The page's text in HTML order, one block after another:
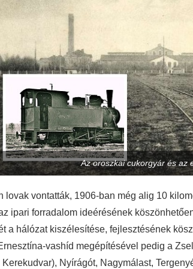
Az oroszkai cukorgyár és az
lovak vontatták, 1906-ban még alig 10
ipari forradalom ideérésének
a hálózat kiszélesítése, fejlesztésének
vashíd megépítésével pedig a
Nyírágót, Nagymálast,